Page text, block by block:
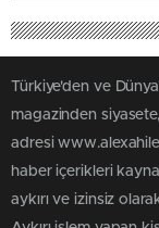
Türkiye'den ve
magazinden
adresi
haber içerikleri
aykırı ve izinsiz